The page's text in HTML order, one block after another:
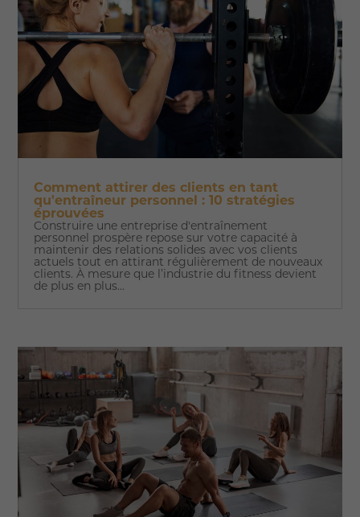
Comment attirer des clients en tant
qu'entraîneur personnel : 10 stratégies
éprouvées
Construire une entreprise d'entraînement
personnel prospère repose sur votre capacité à
maintenir des relations solides avec vos clients
actuels tout en attirant régulièrement de nouveaux
clients. À mesure que l’industrie du fitness devient
de plus en plus...